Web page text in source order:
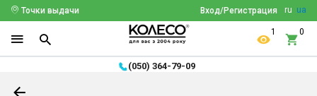
ru ua
Вход/Регистрация
Точки выдачи
1 0
(050) 364-79-09